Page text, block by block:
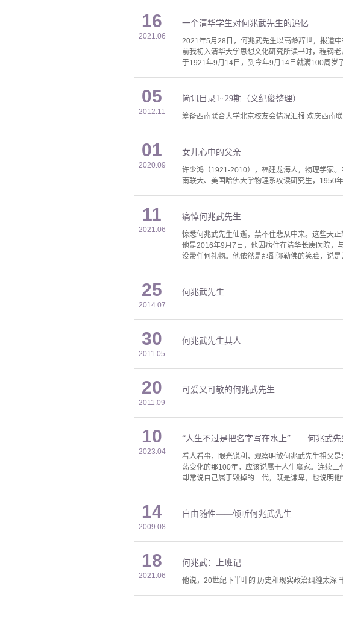
16
2021.06
一个清华学生对何兆武先生的追忆
2021年5月28日，何兆武先生以高龄辞世，报道
前我初入清华大学思想文化研究所读书时，程钢
于1921年9月14日，到今年9月14日就满100周岁
05
2012.11
简讯目录1~29期（文纪俊整理）
筹备西南联合大学北京校友会情况汇报 欢庆西南
01
2020.09
女儿心中的父亲
许少鸿（1921-2010），福建龙海人，物理学家
南联大、美国哈佛大学物理系攻读研究生，1950
11
2021.06
痛悼何兆武先生
惊悉何兆武先生仙逝，禁不住悲从中来。这些天
他是2016年9月7日，他因病住在清华长庚医院，
没带任何礼物。他依然是那副弥勒佛的笑脸，说
25
2014.07
何兆武先生
30
2011.05
何兆武先生其人
20
2011.09
可爱又可敬的何兆武先生
10
2023.04
“人生不过是把名字写在水上”——何兆武先
看人看事，眼光锐利，观察明敏何兆武先生祖父
荡变化的那100年，应该说属于人生赢家。连续
却常说自己属于毁掉的一代，既是谦卑，也说明
14
2009.08
自由随性——倾听何兆武先生
18
2021.06
何兆武：上班记
他说，20世纪下半叶的 历史和现实政治纠缠太深